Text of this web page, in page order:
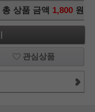
총 상품 금액 1,800 원
관심상품